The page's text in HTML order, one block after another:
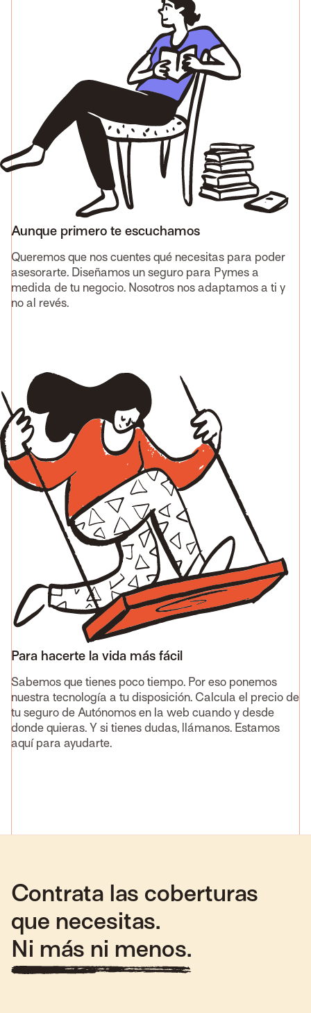
Aunque primero te escuchamos
Queremos que nos cuentes qué necesitas para poder
asesorarte. Diseñamos un seguro para Pymes a
medida de tu negocio. Nosotros nos adaptamos a ti y
no al revés.
Para hacerte la vida más fácil
Sabemos que tienes poco tiempo. Por eso ponemos
nuestra tecnología a tu disposición. Calcula el precio de
tu seguro de Autónomos en la web cuando y desde
donde quieras. Y si tienes dudas, llámanos. Estamos
aquí para ayudarte.
Contrata las coberturas
que necesitas.
Ni más ni menos.